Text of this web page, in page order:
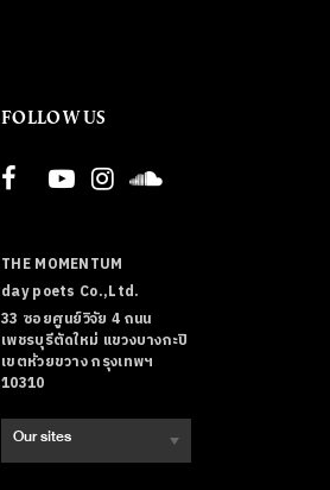
FOLLOW US
THE MOMENTUM
day poets Co.,Ltd.
33 ซอยศูนย์วิจัย 4 ถนน
เพชรบุรีตัดใหม่ แขวงบางกะปิ
เขตห้วยขวาง กรุงเทพฯ
10310